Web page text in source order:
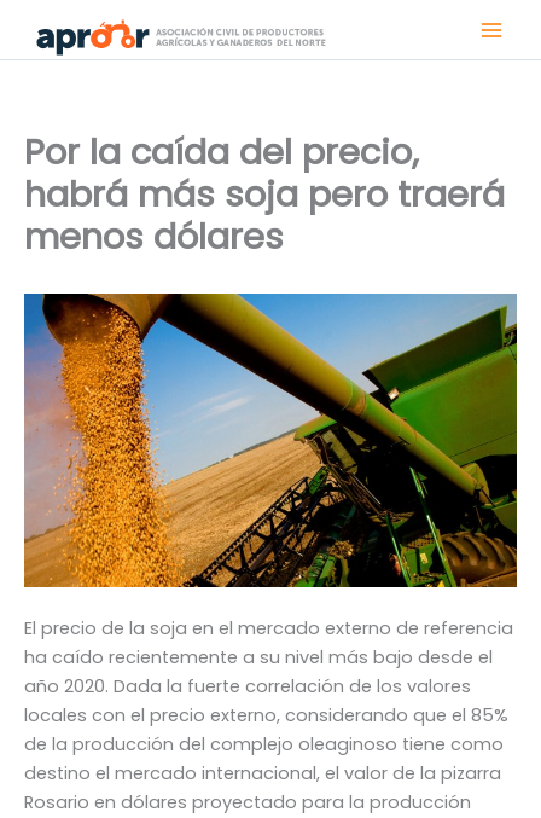
Por la caída del precio,
habrá más soja pero traerá
menos dólares
El precio de la soja en el mercado externo de referencia
ha caído recientemente a su nivel más bajo desde el
año 2020. Dada la fuerte correlación de los valores
locales con el precio externo, considerando que el 85%
de la producción del complejo oleaginoso tiene como
destino el mercado internacional, el valor de la pizarra
Rosario en dólares proyectado para la producción